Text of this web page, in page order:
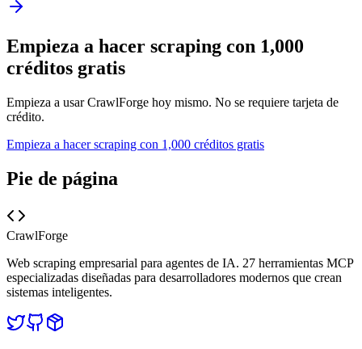
Empieza a hacer scraping con 1,000
créditos gratis
Empieza a usar CrawlForge hoy mismo. No se requiere tarjeta de
crédito.
Empieza a hacer scraping con 1,000 créditos gratis
Pie de página
CrawlForge
Web scraping empresarial para agentes de IA. 27 herramientas MCP
especializadas diseñadas para desarrolladores modernos que crean
sistemas inteligentes.